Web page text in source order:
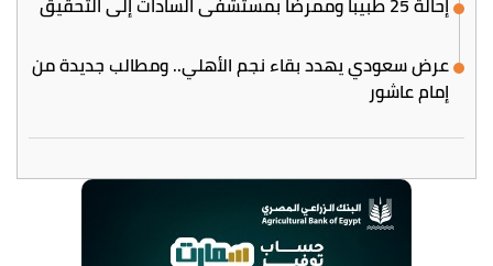
عرض سعودي يهدد بقاء نجم الأهلي.. ومطالب جديدة من
إمام عاشور